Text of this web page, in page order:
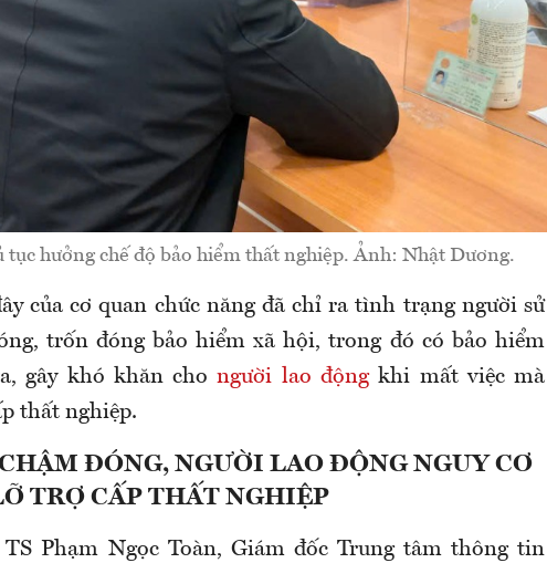
tục hưởng chế độ bảo hiểm thất nghiệp. Ảnh: Nhật Dương.
của cơ quan chức năng đãchỉ ra tình trạng người sử
trốn đóng bảo hiểm xã hội, trong đó có bảo hiểm
gây khó khăn chongười lao độngkhi mất việc mà
thất nghiệp.
ĐÓNG, NGƯỜI LAO ĐỘNG NGUY CƠ
TRỢ CẤP THẤT NGHIỆP
TS Phạm Ngọc Toàn, Giám đốc Trung tâm thông tin